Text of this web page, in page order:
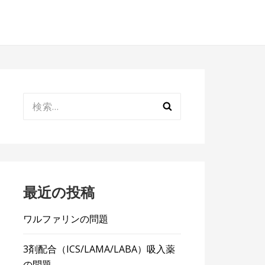
索:
最近の投稿
ワルファリンの問題
3剤配合（ICS/LAMA/LABA）吸入薬